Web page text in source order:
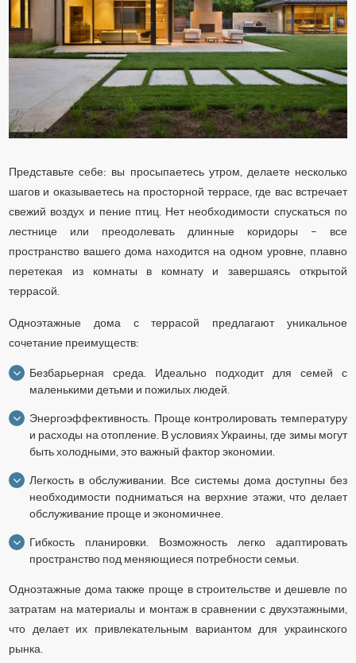
Представьте себе: вы просыпаетесь утром, делаете несколько
шагов и оказываетесь на просторной террасе, где вас встречает
свежий воздух и пение птиц. Нет необходимости спускаться по
лестнице или преодолевать длинные коридоры – все
пространство вашего дома находится на одном уровне, плавно
перетекая из комнаты в комнату и завершаясь открытой
террасой.
Одноэтажные дома с террасой предлагают уникальное
сочетание преимуществ:
Безбарьерная среда. Идеально подходит для семей с
маленькими детьми и пожилых людей.
Энергоэффективность. Проще контролировать температуру
и расходы на отопление. В условиях Украины, где зимы могут
быть холодными, это важный фактор экономии.
Легкость в обслуживании. Все системы дома доступны без
необходимости подниматься на верхние этажи, что делает
обслуживание проще и экономичнее.
Гибкость планировки. Возможность легко адаптировать
пространство под меняющиеся потребности семьи.
Одноэтажные дома также проще в строительстве и дешевле по
затратам на материалы и монтаж в сравнении с двухэтажными,
что делает их привлекательным вариантом для украинского
рынка.